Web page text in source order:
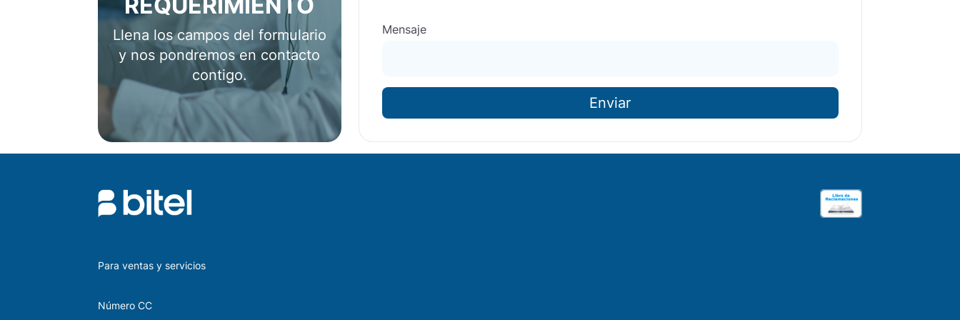
Llena los campos del formulario
y nos pondremos en contacto
contigo.
Mensaje
Enviar
Para ventas y servicios
Número CC